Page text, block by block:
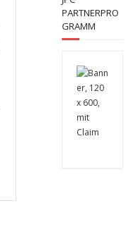
PARTNERPRO
GRAMM